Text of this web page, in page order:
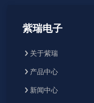
紫瑞电子
关于紫瑞
产品中心
新闻中心